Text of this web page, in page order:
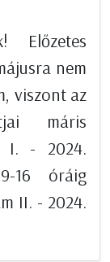
Előzetes
nem
viszont az
máris
I. - 2024.
16 óráig
II. - 2024.